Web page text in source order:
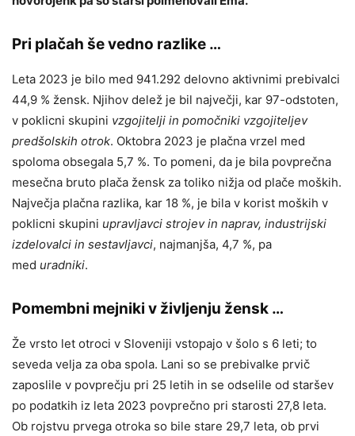
Pri plačah še vedno razlike …
Leta 2023 je bilo med 941.292 delovno aktivnimi prebivalci
44,9 % žensk. Njihov delež je bil največji, kar 97-odstoten,
v poklicni skupini vzgojitelji in pomočniki vzgojiteljev
predšolskih otrok. Oktobra 2023 je plačna vrzel med
spoloma obsegala 5,7 %. To pomeni, da je bila povprečna
mesečna bruto plača žensk za toliko nižja od plače moških.
Največja plačna razlika, kar 18 %, je bila v korist moških v
poklicni skupini upravljavci strojev in naprav, industrijski
izdelovalci in sestavljavci, najmanjša, 4,7 %, pa
med uradniki.
Pomembni mejniki v življenju žensk …
Že vrsto let otroci v Sloveniji vstopajo v šolo s 6 leti; to
seveda velja za oba spola. Lani so se prebivalke prvič
zaposlile v povprečju pri 25 letih in se odselile od staršev
po podatkih iz leta 2023 povprečno pri starosti 27,8 leta.
Ob rojstvu prvega otroka so bile stare 29,7 leta, ob prvi